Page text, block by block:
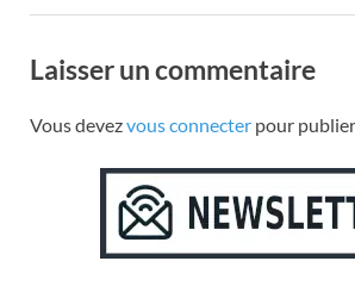
Laisser un commentaire
Vous devezvous connecter pour